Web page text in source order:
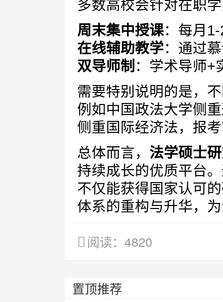
多数高校会针对在职
周末集中授课：每月
在线辅助教学：通过
双导师制 ：学术导师+
需要特别说明的是，
例如中国政法大学侧
侧重国际经济法，报
总体而言， 法学硕士
持续成长的优质平台
不仅能获得国家认可
体系的重构与升华，
阅读：4820
置顶推荐